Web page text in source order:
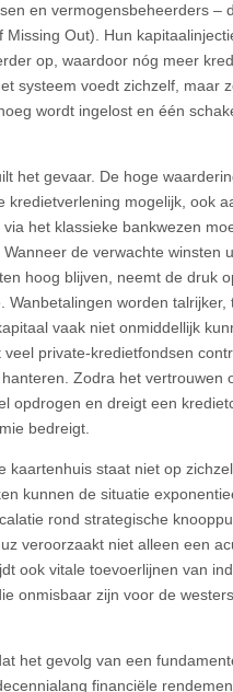
en vermogensbeheerders –
Out). Hun
op, waardoor nóg meer
systeem voedt zichzelf, maar
wordt ingelost en één
het gevaar. De hoge
kredietverlening mogelijk, ook
het klassieke bankwezen
de verwachte winsten
hoog blijven, neemt de druk
Wanbetalingen worden talrijker,
vaak niet onmiddellijk
private-kredietfondsen
Zodra het vertrouwen
opdrogen en dreigt een
bedreigt.
kaartenhuis staat niet op
kunnen de situatie
rond strategische
veroorzaakt niet alleen een
ook vitale toevoerlijnen van
onmisbaar zijn voor de
het gevolg van een
financiële